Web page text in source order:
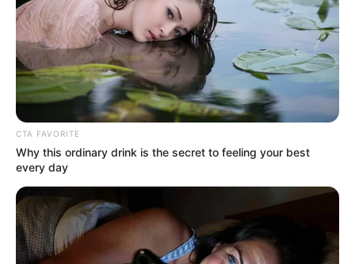
30 horas: parecer da Comissão de Finanças
se posicionou sobre redução da jornada de
40 para 30 horas.
DESTAQUES DO MÊS
motocicletas aos Agentes de Saúde da
história...
Agente de Saúde é indiciada por falsificar
visitas que nunca aconteceram.
CTA FAVORITE
Why this ordinary drink is the secret to feeling your best
every day